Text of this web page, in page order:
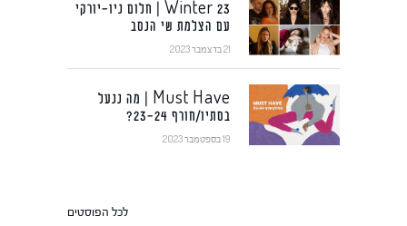
Winter 23 | חלום ניו-יורקי
עם הצלמת שי הנסב
21 בדצמבר 2023
Must Have | מה ננעל
בסתיו/חורף 23-24?
19 בספטמבר 2023
לכל הפוסטים